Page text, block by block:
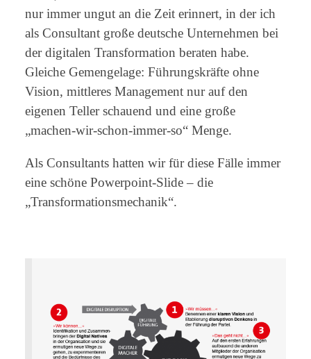
nur immer ungut an die Zeit erinnert, in der ich
als Consultant große deutsche Unternehmen bei
der digitalen Transformation beraten habe.
Gleiche Gemengelage: Führungskräfte ohne
Vision, mittleres Management nur auf den
eigenen Teller schauend und eine große
„machen-wir-schon-immer-so“ Menge.
Als Consultants hatten wir für diese Fälle immer
eine schöne Powerpoint-Slide – die
„Transformationsmechanik“.